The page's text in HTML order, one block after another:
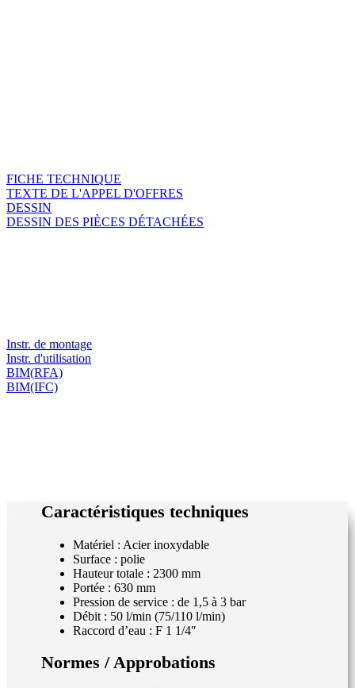
FICHE TECHNIQUE
TEXTE DE L'APPEL D'OFFRES
DESSIN
DESSIN DES PIÈCES DÉTACHÉES
Instr. de montage
Instr. d'utilisation
BIM(RFA)
BIM(IFC)
Caractéristiques techniques
Matériel : Acier inoxydable
Surface : polie
Hauteur totale : 2300 mm
Portée : 630 mm
Pression de service : de 1,5 à 3 bar
Débit : 50 l/min (75/110 l/min)
Raccord d’eau : F 1 1/4″
Normes / Approbations